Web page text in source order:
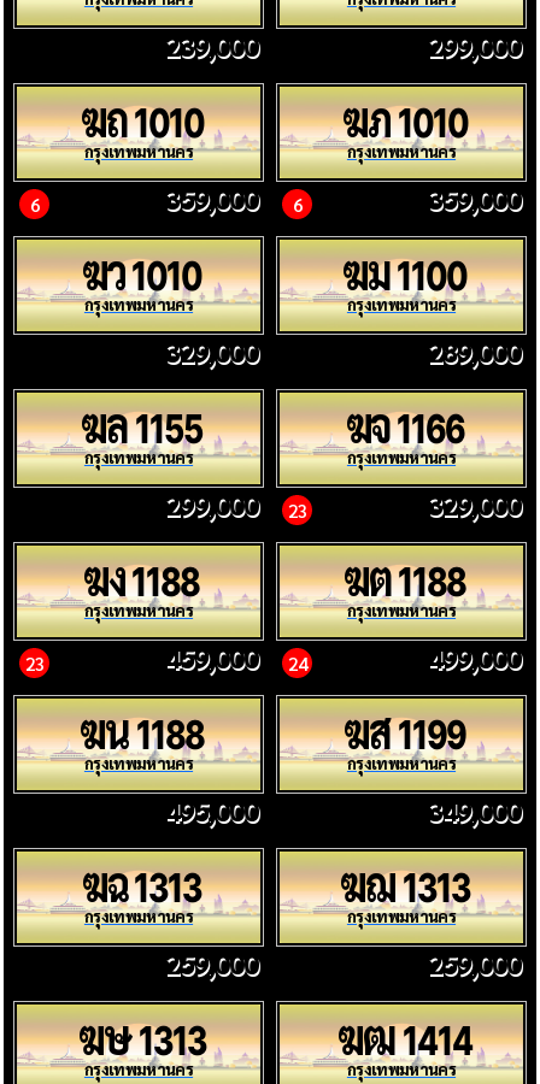
239,000 299,000
ฆถ1010
กรุงเทพมหานคร
6 359,000
ฆภ1010
กรุงเทพมหานคร
6 359,000
ฆว1010
กรุงเทพมหานคร
329,000
ฆม1100
กรุงเทพมหานคร
289,000
ฆล1155
กรุงเทพมหานคร
299,000
ฆจ1166
กรุงเทพมหานคร
23 329,000
ฆง1188
กรุงเทพมหานคร
23 459,000
ฆต1188
กรุงเทพมหานคร
24 499,000
ฆน1188
กรุงเทพมหานคร
495,000
ฆส1199
กรุงเทพมหานคร
349,000
ฆฉ1313
กรุงเทพมหานคร
259,000
ฆฌ1313
กรุงเทพมหานคร
259,000
ฆษ1313
กรุงเทพมหานคร
ฆฒ1414
กรุงเทพมหานคร